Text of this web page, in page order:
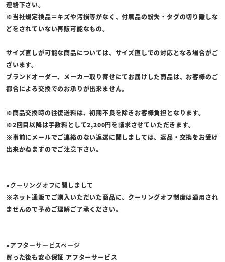
連絡下さい。
※当社規定検品＝キズや汚損等がなく、付属品の紛失・タグの切り離しな
どをされていない再販可能なもの。
サイズ直しが可能な商品については、サイズ直しでの対応となる場合がご
ざいます。
ブランドオーダー、メーカー取り寄せにてお届けした商品は、お客様のご
都合による交換でのお承りが出来ません。
※商品交換時の往復送料は、初期不良を除きお客様負担となります。
※2回目以降は手数料として2,200円を請求させていただきます。
※事前にメールでご連絡のない返送に関しましては、返品・交換をお受け
出来かねますのでご注意下さい。
●クーリングオフに関しまして
※ネット通販でご購入いただいた商品に、クーリングオフ制度は適用され
ませんので予めご理解ご了承ください。
●アフターサービスページ
買った後も安心保証 アフターサービス